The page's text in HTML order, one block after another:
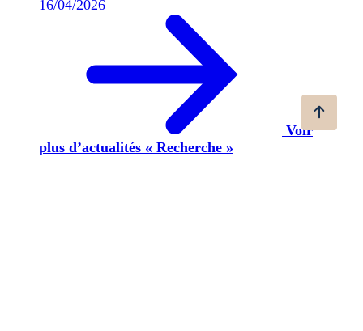
16/04/2026
Voir
plus d’actualités « Recherche »